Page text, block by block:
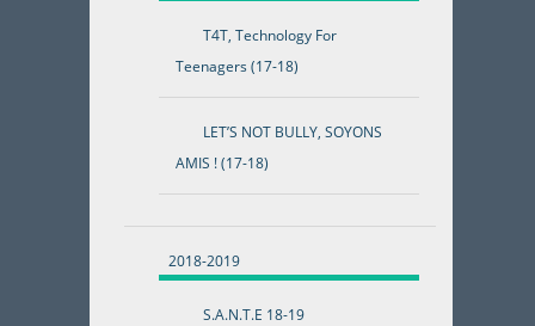
T4T, Technology For
Teenagers (17-18)
LET’S NOT BULLY, SOYONS
AMIS ! (17-18)
2018-2019
S.A.N.T.E 18-19